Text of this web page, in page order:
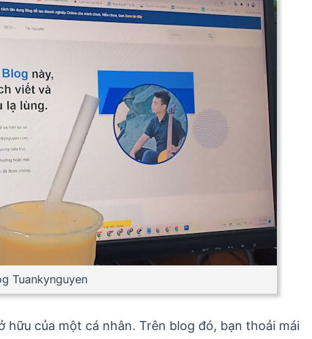
Tuankynguyen
của một cá nhân. Trên blog đó, bạn thoải mái